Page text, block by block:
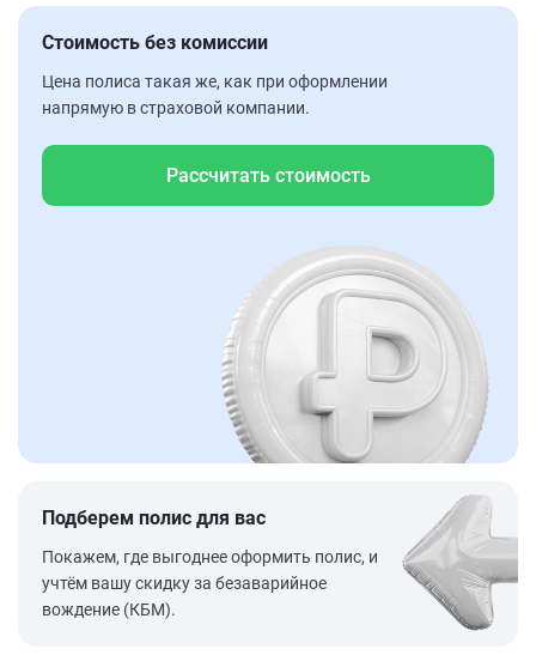
Стоимость без комиссии
Цена полиса такая же, как при оформлении
напрямую в страховой компании.
Рассчитать стоимость
Подберем полис для вас
Покажем, где выгоднее оформить полис, и
учтём вашу скидку за безаварийное
вождение (КБМ).